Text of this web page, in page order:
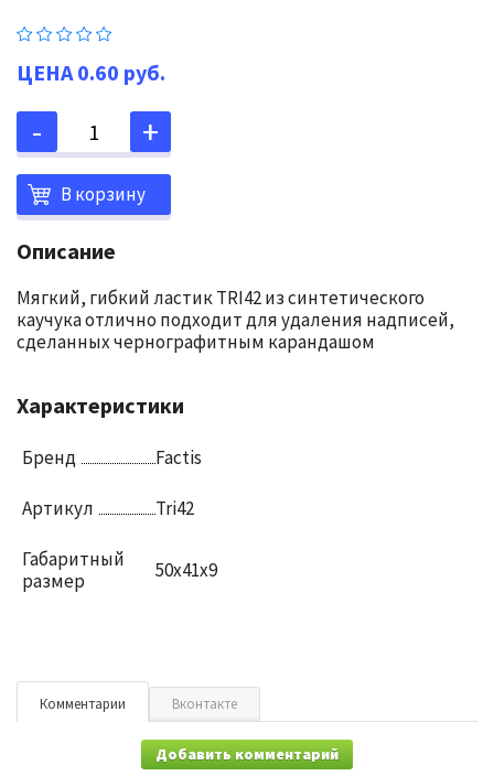
0.60 руб.
В корзину
Описание
Мягкий, гибкий ластик TRI42 из синтетического
каучука отлично подходит для удаления надписей,
сделанных чернографитным карандашом
Характеристики
Бренд Factis
Артикул Tri42
Габаритный
размер
50х41х9
Комментарии Вконтакте
Добавить комментарий